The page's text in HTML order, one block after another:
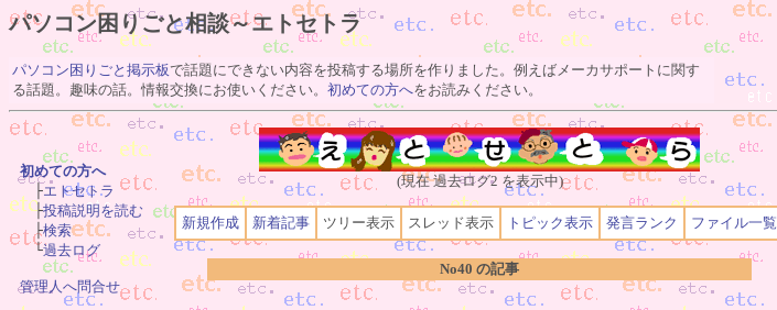
パソコン困りごと相談～エトセトラ
パソコン困りごと掲示板で話題にできない内容を投稿する場所を作りました。例えばメーカサポートに関す
る話題。趣味の話。情報交換にお使いください。 初めての方へをお読みください。
(現在 過去ログ2 を表示中)
新規作成 新着記事 ツリー表示 スレッド表示 トピック表示 発言ランク ファイル一覧
No40 の記事
初めての方へ
├エトセトラ
├投稿説明を読む
├検索
└過去ログ
管理人へ問合せ